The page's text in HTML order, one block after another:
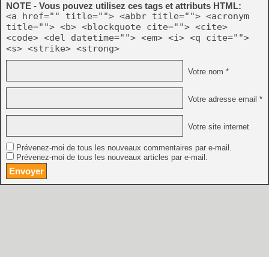
NOTE - Vous pouvez utilisez ces tags et attributs HTML:
<a href="" title=""> <abbr title=""> <acronym
title=""> <b> <blockquote cite=""> <cite>
<code> <del datetime=""> <em> <i> <q cite="">
<s> <strike> <strong>
Votre nom *
Votre adresse email *
Votre site internet
Prévenez-moi de tous les nouveaux commentaires par e-mail.
Prévenez-moi de tous les nouveaux articles par e-mail.